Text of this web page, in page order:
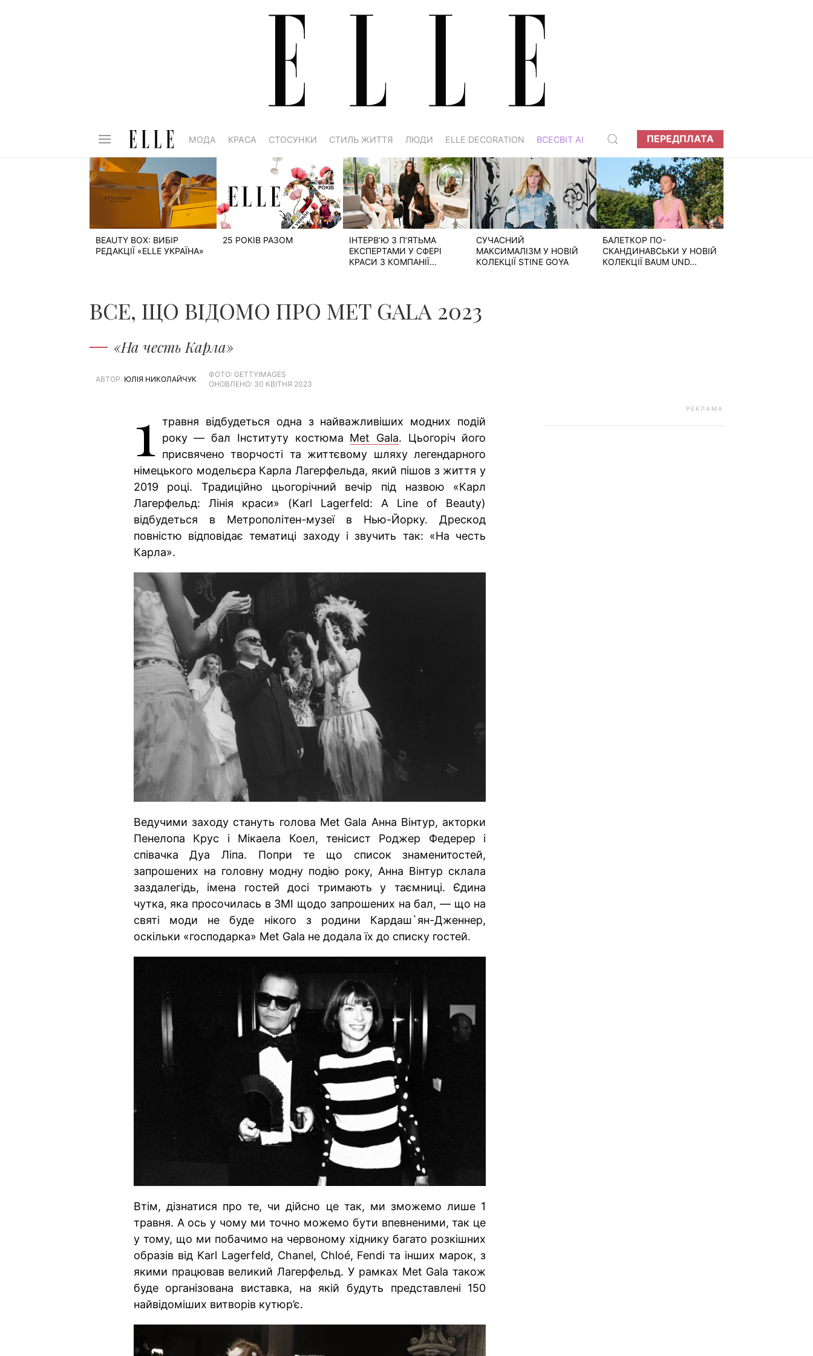
МОДА КРАСА СТОСУНКИ СТИЛЬ ЖИТТЯ ЛЮДИ ELLE DECORATION ВСЕСВІТ АІ ПЕРЕДПЛАТА
BEAUTY BOX: ВИБІР
РЕДАКЦІЇ «ELLE УКРАЇНА»
25 РОКІВ РАЗОМ
ІНТЕРВ’Ю З П’ЯТЬМА
ЕКСПЕРТАМИ У СФЕРІ
КРАСИ З КОМПАНІЇ...
СУЧАСНИЙ
МАКСИМАЛІЗМ У НОВІЙ
КОЛЕКЦІЇ STINE GOYA
БАЛЕТКОР ПО-
СКАНДИНАВСЬКИ У НОВІЙ
КОЛЕКЦІЇ BAUM UND...
ВСЕ, ЩО ВІДОМО ПРО MET GALA 2023
«На честь Карла»
АВТОР: ЮЛІЯ НИКОЛАЙЧУК
ФОТО: GETTYIMAGES
ОНОВЛЕНО: 30 КВІТНЯ 2023
1
травня відбудеться одна з найважливіших модних подій
року — бал Інституту костюма Met Gala. Цьогоріч його
присвячено творчості та життєвому шляху легендарного
німецького модельєра Карла Лагерфельда, який пішов з життя у
2019 році. Традиційно цьогорічний вечір під назвою «Карл
Лагерфельд: Лінія краси» (Karl Lagerfeld: A Line of Beauty)
відбудеться в Метрополітен-музеї в Нью-Йорку. Дрескод
повністю відповідає тематиці заходу і звучить так: «На честь
Карла».
Ведучими заходу стануть голова Met Gala Анна Вінтур, акторки
Пенелопа Крус і Мікаела Коел, тенісист Роджер Федерер і
співачка Дуа Ліпа. Попри те що список знаменитостей,
запрошених на головну модну подію року, Анна Вінтур склала
заздалегідь, імена гостей досі тримають у таємниці. Єдина
чутка, яка просочилась в ЗМІ щодо запрошених на бал, — що на
святі моди не буде нікого з родини Кардаш`ян-Дженнер,
оскільки «господарка» Met Gala не додала їх до списку гостей.
Втім, дізнатися про те, чи дійсно це так, ми зможемо лише 1
травня. А ось у чому ми точно можемо бути впевненими, так це
у тому, що ми побачимо на червоному хіднику багато розкішних
образів від Karl Lagerfeld, Chanel, Chloé, Fendi та інших марок, з
якими працював великий Лагерфельд. У рамках Met Gala також
буде організована виставка, на якій будуть представлені 150
найвідоміших витворів кутюр’є.
РЕКЛАМА